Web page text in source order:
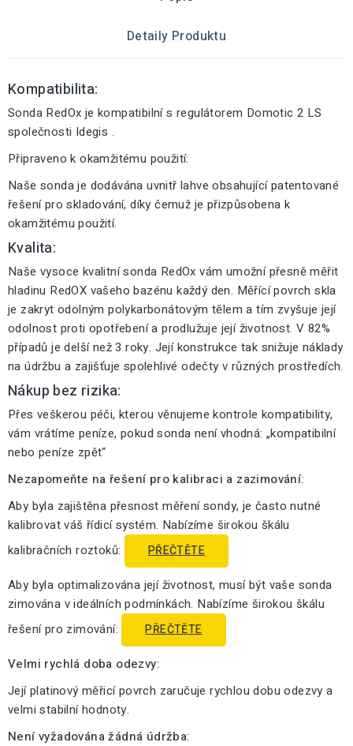
Detaily Produktu
Kompatibilita:
Sonda RedOx je kompatibilní s regulátorem Domotic 2 LS
společnosti Idegis .
Připraveno k okamžitému použití:
Naše sonda je dodávána uvnitř lahve obsahující patentované
řešení pro skladování, díky čemuž je přizpůsobena k
okamžitému použití.
Kvalita:
Naše vysoce kvalitní sonda RedOx vám umožní přesně měřit
hladinu RedOX vašeho bazénu každý den. Měřící povrch skla
je zakryt odolným polykarbonátovým tělem a tím zvyšuje její
odolnost proti opotřebení a prodlužuje její životnost. V 82%
případů je delší než 3 roky. Její konstrukce tak snižuje náklady
na údržbu a zajišťuje spolehlivé odečty v různých prostředích.
Nákup bez rizika:
Přes veškerou péči, kterou věnujeme kontrole kompatibility,
vám vrátíme peníze, pokud sonda není vhodná: „kompatibilní
nebo peníze zpět“
Nezapomeňte na řešení pro kalibraci a zazimování:
Aby byla zajištěna přesnost měření sondy, je často nutné
kalibrovat váš řídicí systém. Nabízíme širokou škálu
kalibračních roztoků:
PŘEČTĚTE
Aby byla optimalizována její životnost, musí být vaše sonda
zimována v ideálních podmínkách. Nabízíme širokou škálu
řešení pro zimování:
PŘEČTĚTE
Velmi rychlá doba odezvy:
Její platinový měřicí povrch zaručuje rychlou dobu odezvy a
velmi stabilní hodnoty.
Není vyžadována žádná údržba: